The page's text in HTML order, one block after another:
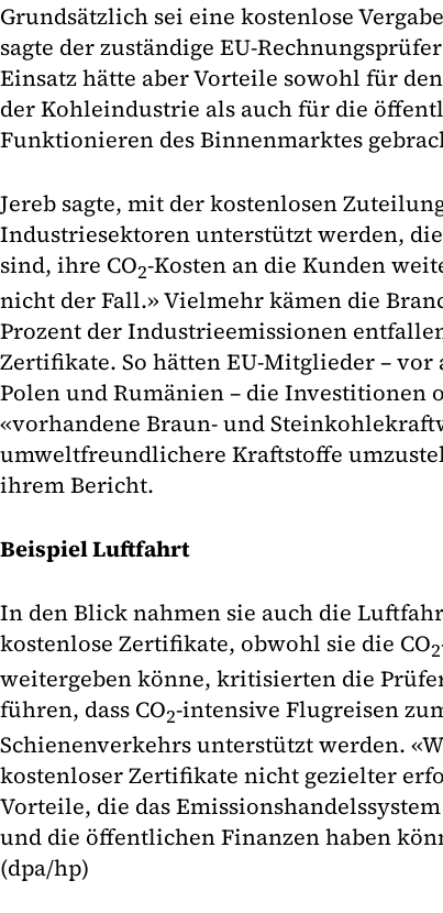
Grundsätzlich sei eine kostenlose
sagte der zuständige EU-
Einsatz hätte aber Vorteile sowohl für
der Kohleindustrie als auch für die
Funktionieren des Binnenmarktes
Jereb sagte, mit der kostenlosen
Industriesektoren unterstützt werden,
sind, ihre CO2-Kosten an die Kunden
nicht der Fall.» Vielmehr kämen die
Prozent der Industrieemissionen
Zertifikate. So hätten EU-Mitglieder –
Polen und Rumänien – die Investitionen
«vorhandene Braun- und
umweltfreundlichere Kraftstoffe
ihrem Bericht.
Beispiel Luftfahrt
In den Blick nahmen sie auch die
kostenlose Zertifikate, obwohl sie die CO2
weitergeben könne, kritisierten die
führen, dass CO2-intensive Flugreisen
Schienenverkehrs unterstützt werden.
kostenloser Zertifikate nicht gezielter
Vorteile, die das
und die öffentlichen Finanzen haben
(dpa/hp)